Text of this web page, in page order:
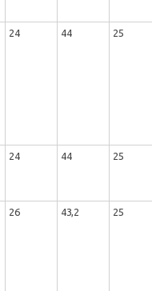
24 44 25
24 44 25
26 43,2 25